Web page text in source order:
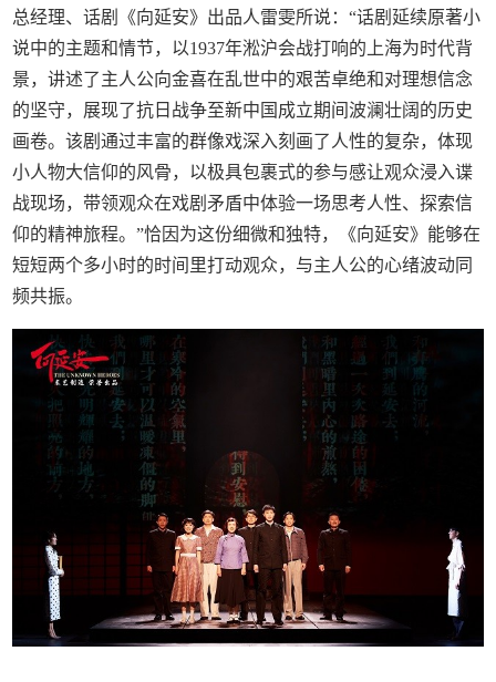
总经理、话剧《向延安》出品人雷雯所说：“话剧延续原著小
说中的主题和情节，以1937年淞沪会战打响的上海为时代背
景，讲述了主人公向金喜在乱世中的艰苦卓绝和对理想信念
的坚守，展现了抗日战争至新中国成立期间波澜壮阔的历史
画卷。该剧通过丰富的群像戏深入刻画了人性的复杂，体现
小人物大信仰的风骨，以极具包裹式的参与感让观众浸入谍
战现场，带领观众在戏剧矛盾中体验一场思考人性、探索信
仰的精神旅程。”恰因为这份细微和独特，《向延安》能够在
短短两个多小时的时间里打动观众，与主人公的心绪波动同
频共振。